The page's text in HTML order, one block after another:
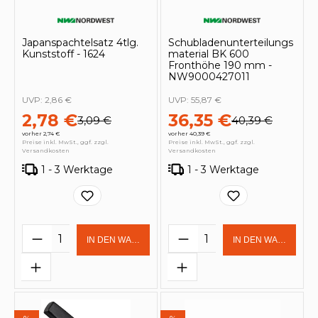
Japanspachtelsatz 4tlg.
Kunststoff - 1624
2,78 €3,09 €
vorher 2,74 €
UVP: 2,86 €
Preise inkl. MwSt., ggf. zzgl.
Versandkosten
1 - 3 Werktage
Produkt Anzahl: Gib den
IN DEN WARENKORB
Schubladenunterteilungs
material BK 600
Fronthöhe 190 mm -
NW9000427011
36,35 €40,39 €
vorher 40,39 €
UVP: 55,87 €
Preise inkl. MwSt., ggf. zzgl.
Versandkosten
1 - 3 Werktage
Produkt Anzahl:
IN DEN